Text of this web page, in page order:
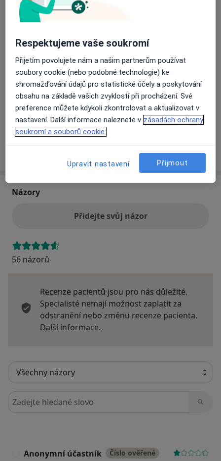
Na této adrese online kalendář není aktivní
Co mám v takové situaci udělat?
Způsoby platby (soukromé návštěvy)
Na teto adrese lékař přijímá pacienty na pojišťovnu
Detaily
o adrese
Názory
Přidejte svůj názor
56 názorů
Recenze pacientů jsou pro nás důležité.
Specialisté nemají možnost zaplatit za
odstranění nebo změnu recenze pacienta.
Další informace.
Hledejte v názorech
Anonymní účastník Číslo ověřené
Respektujeme vaše soukromí
Přijetím povolujete nám a našim partnerům používat
soubory cookie (nebo podobné technologie) ke
shromažďování údajů pro statistické účely a poskytování
obsahu na základě vašich zvyklostí při procházení. Své
preference můžete kdykoli zkontrolovat a aktualizovat v
nastavení. Další informace naleznete v zásadách ochrany
soukromí a souborů cookie.
Upravit nastavení Přijmout